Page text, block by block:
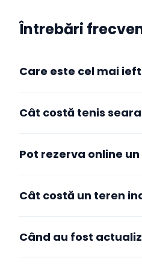
Întrebări
Care este cel mai
datelor agregate de
intervalul orar ales — de
listate pe această pagină.
Cât costă tenis
Pot rezerva online
Cât costă un teren
Când au fost